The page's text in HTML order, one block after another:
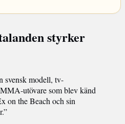
styrker
svensk modell, tv-
utövare som blev känd
on the Beach och sin